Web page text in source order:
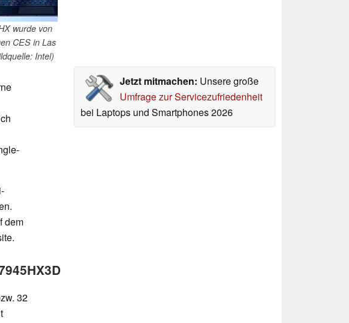
wurde von
CES in Las
Intel)
Jetzt mitmachen: Unsere große
Umfrage zur Servicezufriedenheit
bei Laptops und Smartphones 2026
dem
32